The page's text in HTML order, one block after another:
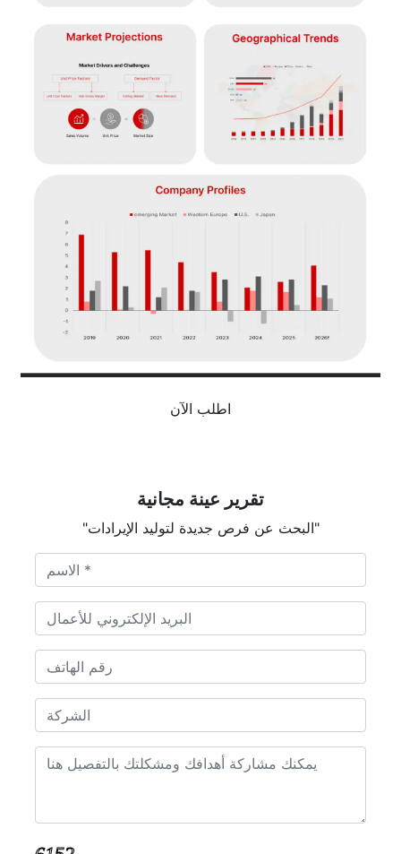
اطلب الآن
تقرير عينة مجانية
"البحث عن فرص جديدة لتوليد الإيرادات"